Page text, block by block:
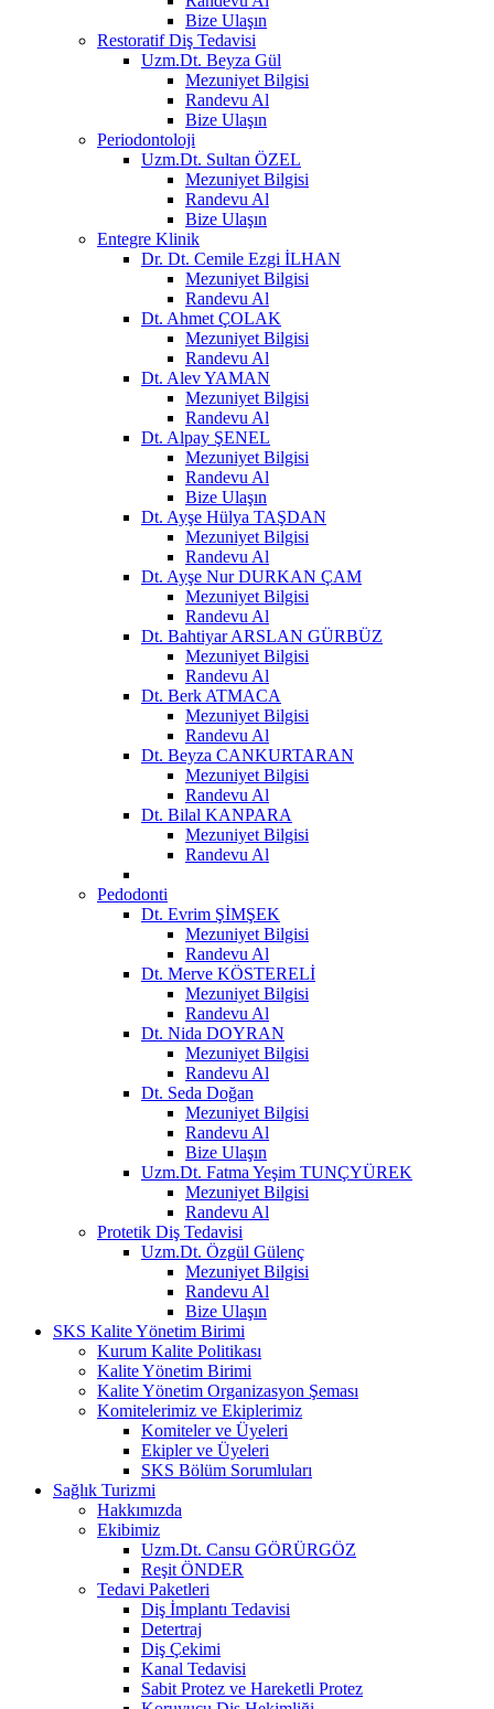
Bize Ulaşın
Restoratif Diş Tedavisi
Uzm.Dt. Beyza Gül
Mezuniyet Bilgisi
Randevu Al
Bize Ulaşın
Periodontoloji
Uzm.Dt. Sultan ÖZEL
Mezuniyet Bilgisi
Randevu Al
Bize Ulaşın
Entegre Klinik
Dr. Dt. Cemile Ezgi İLHAN
Mezuniyet Bilgisi
Randevu Al
Dt. Ahmet ÇOLAK
Mezuniyet Bilgisi
Randevu Al
Dt. Alev YAMAN
Mezuniyet Bilgisi
Randevu Al
Dt. Alpay ŞENEL
Mezuniyet Bilgisi
Randevu Al
Bize Ulaşın
Dt. Ayşe Hülya TAŞDAN
Mezuniyet Bilgisi
Randevu Al
Dt. Ayşe Nur DURKAN ÇAM
Mezuniyet Bilgisi
Randevu Al
Dt. Bahtiyar ARSLAN GÜRBÜZ
Mezuniyet Bilgisi
Randevu Al
Dt. Berk ATMACA
Mezuniyet Bilgisi
Randevu Al
Dt. Beyza CANKURTARAN
Mezuniyet Bilgisi
Randevu Al
Dt. Bilal KANPARA
Mezuniyet Bilgisi
Randevu Al
Pedodonti
Dt. Evrim ŞİMŞEK
Mezuniyet Bilgisi
Randevu Al
Dt. Merve KÖSTERELİ
Mezuniyet Bilgisi
Randevu Al
Dt. Nida DOYRAN
Mezuniyet Bilgisi
Randevu Al
Dt. Seda Doğan
Mezuniyet Bilgisi
Randevu Al
Bize Ulaşın
Uzm.Dt. Fatma Yeşim TUNÇYÜREK
Mezuniyet Bilgisi
Randevu Al
Protetik Diş Tedavisi
Uzm.Dt. Özgül Gülenç
Mezuniyet Bilgisi
Randevu Al
Bize Ulaşın
SKS Kalite Yönetim Birimi
Kurum Kalite Politikası
Kalite Yönetim Birimi
Kalite Yönetim Organizasyon Şeması
Komitelerimiz ve Ekiplerimiz
Komiteler ve Üyeleri
Ekipler ve Üyeleri
SKS Bölüm Sorumluları
Sağlık Turizmi
Hakkımızda
Ekibimiz
Uzm.Dt. Cansu GÖRÜRGÖZ
Reşit ÖNDER
Tedavi Paketleri
Diş İmplantı Tedavisi
Detertraj
Diş Çekimi
Kanal Tedavisi
Sabit Protez ve Hareketli Protez